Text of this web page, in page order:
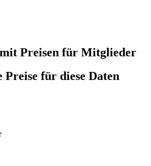
Preisen für Mitglieder
für diese Daten